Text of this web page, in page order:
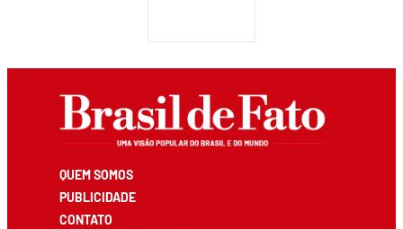
QUEM SOMOS
PUBLICIDADE
CONTATO